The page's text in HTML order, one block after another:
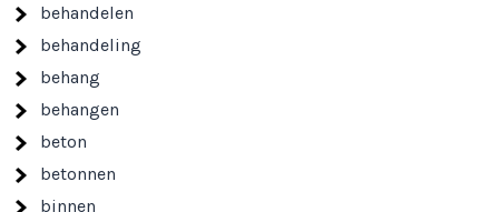
behandelen
behandeling
behang
behangen
beton
betonnen
binnen